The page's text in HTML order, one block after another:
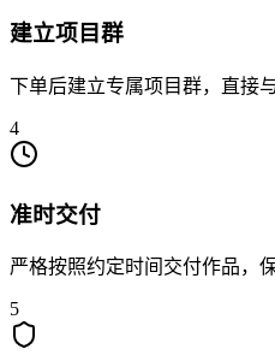
建立项目群
下单后建立专属项目群，直接
4
准时交付
严格按照约定时间交付作品，
5